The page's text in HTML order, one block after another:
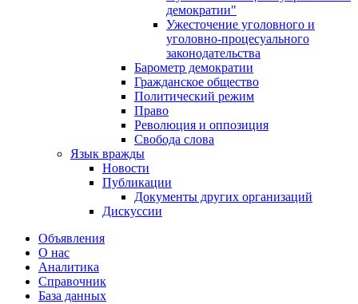
демократии"
Ужесточение уголовного и
уголовно-процесуального
законодательства
Барометр демократии
Гражданское общество
Политический режим
Право
Революция и оппозиция
Свобода слова
Язык вражды
Новости
Публикации
Документы других организаций
Дискуссии
Объявления
О нас
Аналитика
Справочник
База данных